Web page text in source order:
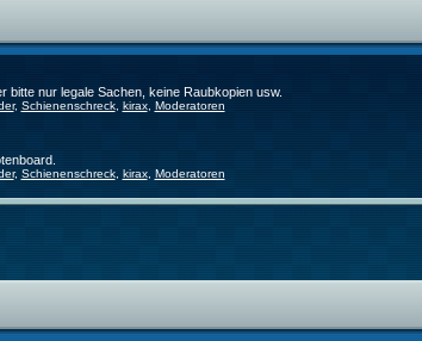
bitte nur legale Sachen, keine Raubkopien usw.
, Schienenschreck, kirax, Moderatoren
, Schienenschreck, kirax, Moderatoren